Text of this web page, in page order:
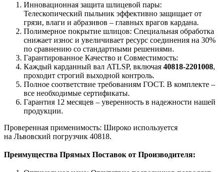
Инновационная защита шлицевой пары:
Телескопический пыльник эффективно защищает от
грязи, влаги и абразивов – главных врагов кардана.
Полимерное покрытие шлицов: Специальная обработка
снижает износ и увеличивает ресурс соединения на 30%
по сравнению со стандартными решениями.
Гарантированное Качество и Совместимость:
Каждый карданный вал ATLSP, включая 40818-2201008,
проходит строгий выходной контроль.
Полное соответствие требованиям ГОСТ. В комплекте –
все необходимые сертификаты.
Гарантия 12 месяцев – уверенность в надежности нашей
продукции.
Проверенная применимость: Широко используется
на Львовский погрузчик 40818.
Преимущества Прямых Поставок от Производителя: